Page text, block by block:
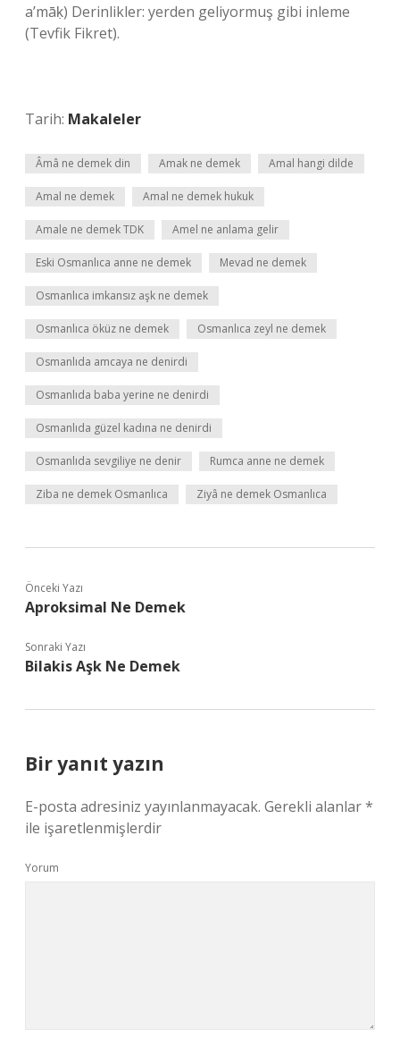
a’māḳ) Derinlikler: yerden geliyormuş gibi inleme
(Tevfik Fikret).
Tarih: Makaleler
Âmâ ne demek din Amak ne demek Amal hangi dilde
Amal ne demek Amal ne demek hukuk
Amale ne demek TDK Amel ne anlama gelir
Eski Osmanlıca anne ne demek Mevad ne demek
Osmanlıca imkansız aşk ne demek
Osmanlıca öküz ne demek Osmanlıca zeyl ne demek
Osmanlıda amcaya ne denirdi
Osmanlıda baba yerine ne denirdi
Osmanlıda güzel kadına ne denirdi
Osmanlıda sevgiliye ne denir Rumca anne ne demek
Ziba ne demek Osmanlıca Ziyâ ne demek Osmanlıca
Önceki Yazı
Aproksimal Ne Demek
Sonraki Yazı
Bilakis Aşk Ne Demek
Bir yanıt yazın
E-posta adresiniz yayınlanmayacak. Gerekli alanlar*
ile işaretlenmişlerdir
Yorum